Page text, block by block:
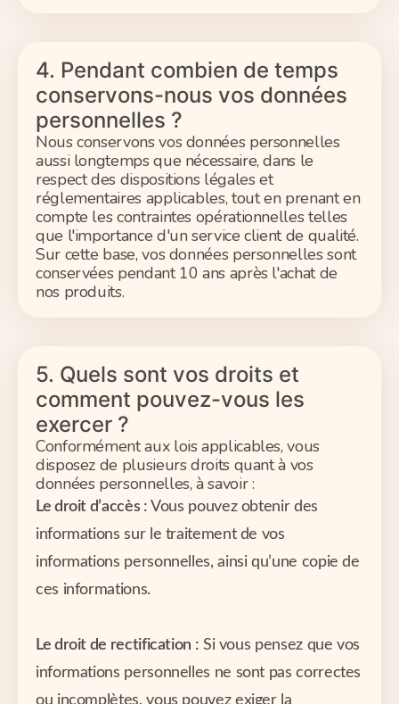
4. Pendant combien de temps
conservons-nous vos données
personnelles ?
Nous conservons vos données personnelles
aussi longtemps que nécessaire, dans le
respect des dispositions légales et
réglementaires applicables, tout en prenant en
compte les contraintes opérationnelles telles
que l'importance d'un service client de qualité.
Sur cette base, vos données personnelles sont
conservées pendant 10 ans après l'achat de
nos produits.
5. Quels sont vos droits et
comment pouvez-vous les
exercer ?
Conformément aux lois applicables, vous
disposez de plusieurs droits quant à vos
données personnelles, à savoir :
Le droit d’accès : Vous pouvez obtenir des
informations sur le traitement de vos
informations personnelles, ainsi qu’une copie de
ces informations.
Le droit de rectification : Si vous pensez que vos
informations personnelles ne sont pas correctes
ou incomplètes, vous pouvez exiger la